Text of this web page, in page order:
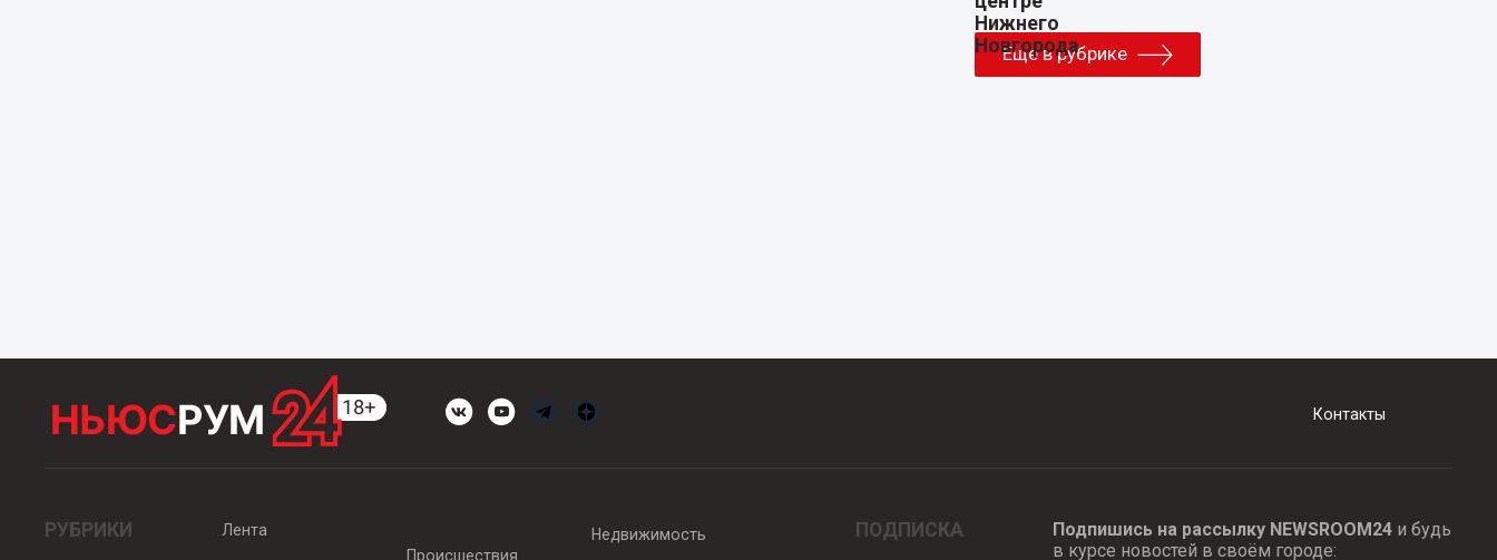
Еще в рубрике
Контакты
РУБРИКИ
Лента
Происшествия
Недвижимость ПОДПИСКА Подпишись на рассылку NEWSROOM24и будь
в курсе новостей в своём городе: